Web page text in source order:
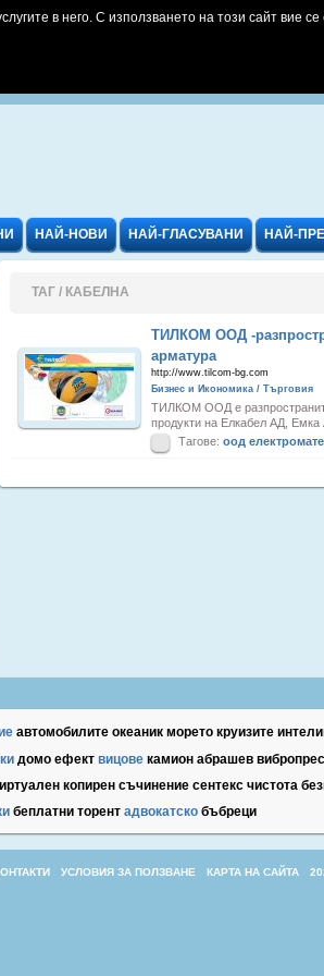
в него. С използването на този сайт вие
НАЙ-НОВИ НАЙ-ГЛАСУВАНИ НАЙ-
ТАГ / КАБЕЛНА
ТИЛКОМ ООД -
арматура
http://www.tilcom-bg.com
Бизнес и Икономика / Търговия
ТИЛКОМ ООД е
продукти на Елкабел АД, Емка
Тагове: оод
автомобилите океаник морето круизите
домо ефект вицове камион абрашев
копирен съчинение сентекс чистота
беплатни торент адвокатско бъбреци
УСЛОВИЯ ЗА ПОЛЗВАНЕ КАРТА НА САЙТА